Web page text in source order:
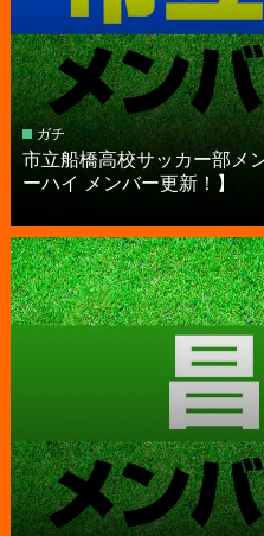
ガチ
市立船橋高校サッカー部メ
ーハイ メンバー更新！】